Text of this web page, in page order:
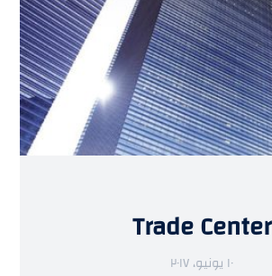
Trade Center
١٠ يونيو، ٢٠١٧